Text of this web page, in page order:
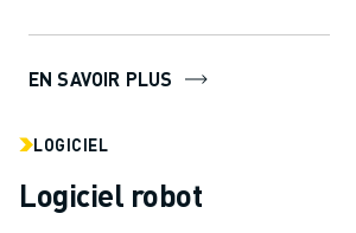
EN SAVOIR PLUS
LOGICIEL
Logiciel robot